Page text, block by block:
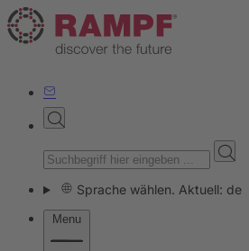
Sprache wählen. Aktuell: de
Menu